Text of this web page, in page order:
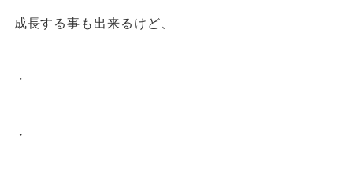
成長する事も出来るけど、
・
・